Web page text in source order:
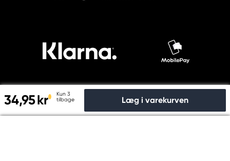
34,95 kr
Kun 3
tilbage
Læg i varekurven